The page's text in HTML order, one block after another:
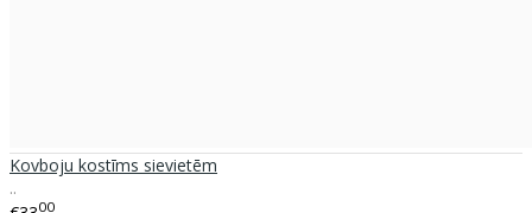
Kovboju kostīms sievietēm
..
00